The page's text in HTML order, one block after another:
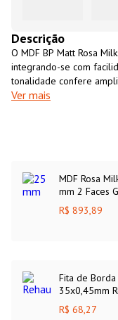
Descrição
O MDF BP Matt Rosa
integrando-se com
tonalidade confere
equilíbrios sutis entre a
Ver mais
MDF Rosa
mm 2 Faces
R$ 893,89
Fita de Borda
35x0,45mm
R$ 68,27